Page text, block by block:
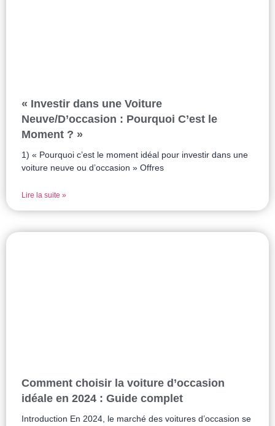
« Investir dans une Voiture
Neuve/D’occasion : Pourquoi C’est le
Moment ? »
1) « Pourquoi c’est le moment idéal pour investir dans une
voiture neuve ou d’occasion » Offres
Lire la suite »
Comment choisir la voiture d’occasion
idéale en 2024 : Guide complet
Introduction En 2024, le marché des voitures d’occasion se